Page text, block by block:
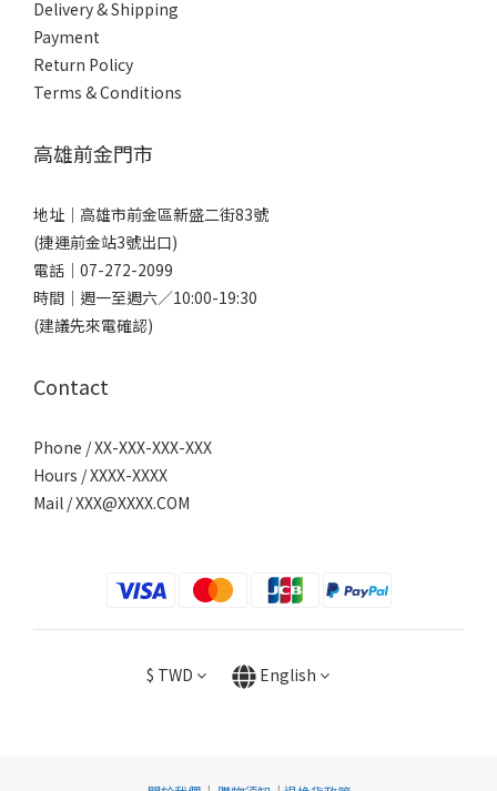
Delivery & Shipping
Payment
Return Policy
Terms & Conditions
高雄前金門市
地址｜ 高雄市前金區新盛二街83號
(捷運前金站3號出口)
電話｜ 07-272-2099
時間｜週一至週六／10:00-19:30
(建議先來電確認)
Contact
Phone / XX-XXX-XXX-XXX
Hours / XXXX-XXXX
Mail /XXX@XXXX.COM
$ TWD English